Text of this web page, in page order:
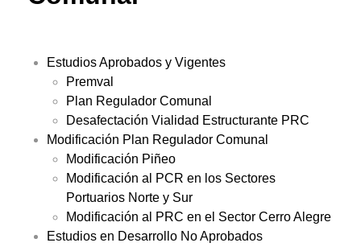
Estudios Aprobados y Vigentes
Premval
Plan Regulador Comunal
Desafectación Vialidad Estructurante PRC
Modificación Plan Regulador Comunal
Modificación Piñeo
Modificación al PCR en los Sectores
Portuarios Norte y Sur
Modificación al PRC en el Sector Cerro Alegre
Estudios en Desarrollo No Aprobados